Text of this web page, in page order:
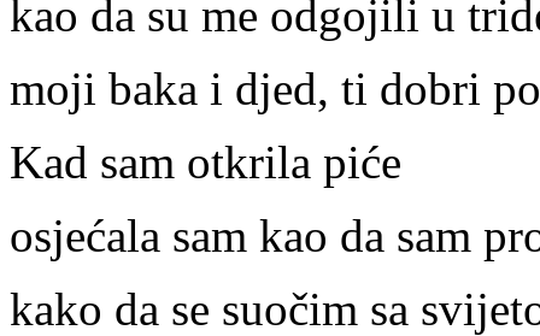
kao da su me odgojili u
moji baka i djed, ti dobri
Kad sam otkrila piće
osjećala sam kao da sam
kako da se suočim sa